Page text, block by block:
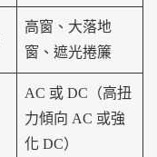
高窗、大落地
窗、遮光捲簾
AC 或 DC（高扭
力傾向 AC 或強
化 DC）